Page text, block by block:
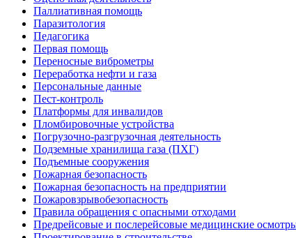
Паллиативная помощь
Паразитология
Педагогика
Первая помощь
Переносные виброметры
Переработка нефти и газа
Персональные данные
Пест-контроль
Платформы для инвалидов
Пломбировочные устройства
Погрузочно-разгрузочная деятельность
Подземные хранилища газа (ПХГ)
Подъемные сооружения
Пожарная безопасность
Пожарная безопасность на предприятии
Пожаровзрывобезопасность
Правила обращения с опасными отходами
Предрейсовые и послерейсовые медицинские